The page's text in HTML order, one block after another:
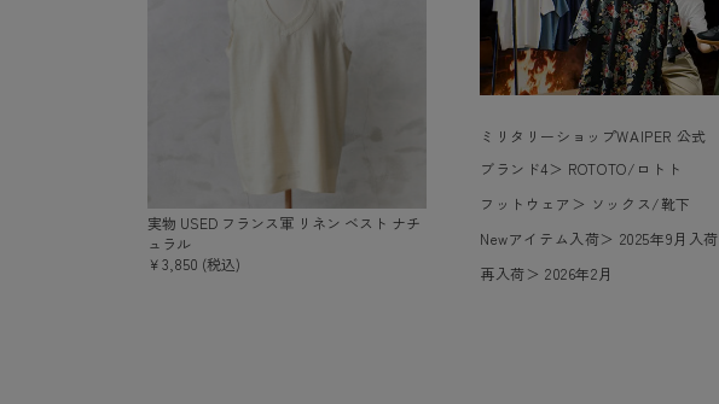
ミリタリーショップWAIPER 公式
ブランド4＞ ROTOTO/ロトト
フットウェア ＞ ソックス/靴下
Newアイテム入荷＞ 2025年9月入荷
再入荷＞2026年2月
実物 USED フランス軍 リネン ベスト ナチ
ュラル
￥3,850 (税込)